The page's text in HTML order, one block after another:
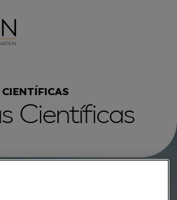
CIENTÍFICAS
Científicas